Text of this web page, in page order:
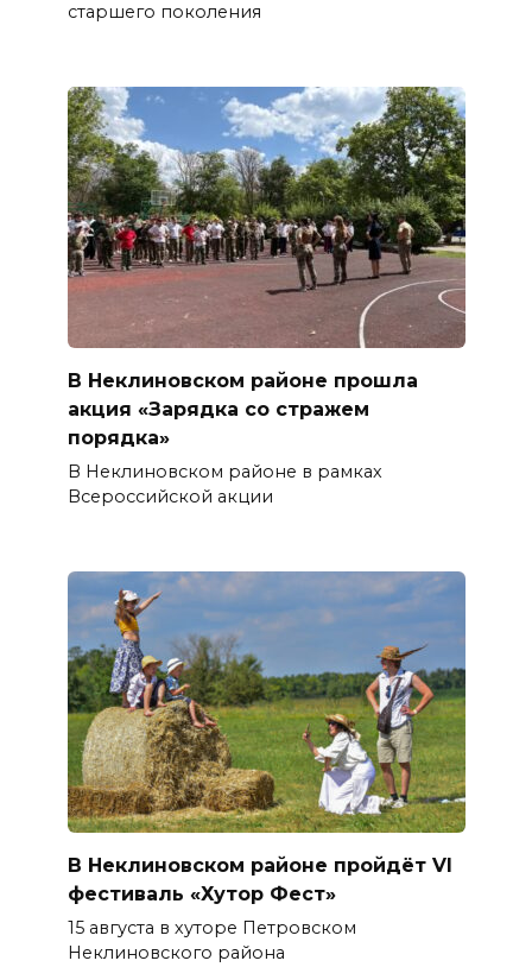
старшего поколения
В Неклиновском районе прошла
акция «Зарядка со стражем
порядка»
В Неклиновском районе в рамках
Всероссийской акции
В Неклиновском районе пройдёт VI
фестиваль «Хутор Фест»
15 августа в хуторе Петровском
Неклиновского района